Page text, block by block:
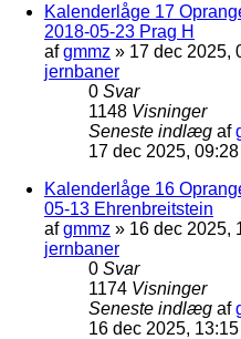
Kalenderlåge 17
2018-05-23 Prag H
afgmmz » 17 dec 2025,
jernbaner
0 Svar
1148 Visninger
Seneste indlæg af
17 dec 2025, 09:28
Kalenderlåge 16
05-13 Ehrenbreitstein
afgmmz » 16 dec 2025,
jernbaner
0 Svar
1174 Visninger
Seneste indlæg af
16 dec 2025, 13:15